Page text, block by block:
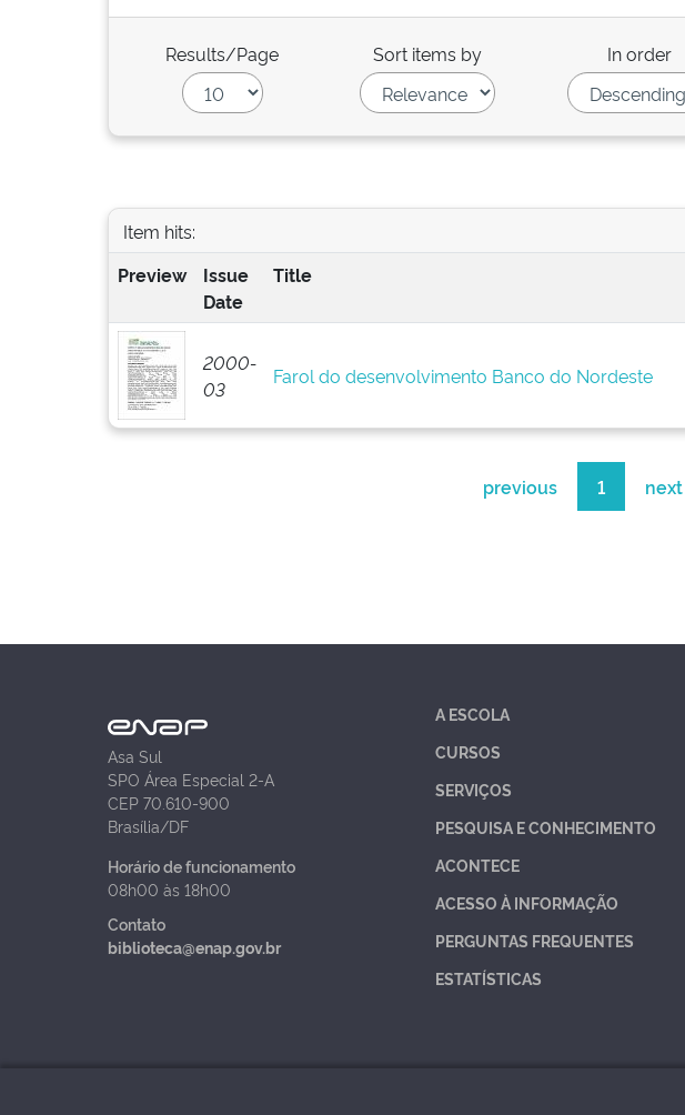
Results/Page Sort items by In order
Item hits:
Preview
Issue
Date
Title
2000-
03
Farol do desenvolvimento Banco do Nordeste
previous 1 next
Asa Sul
SPO Área Especial 2-A
CEP 70.610-900
Brasília/DF
Horário de funcionamento
08h00 às 18h00
Contato
biblioteca@enap.gov.br
A ESCOLA
CURSOS
SERVIÇOS
PESQUISA E CONHECIMENTO
ACONTECE
ACESSO À INFORMAÇÃO
PERGUNTAS FREQUENTES
ESTATÍSTICAS